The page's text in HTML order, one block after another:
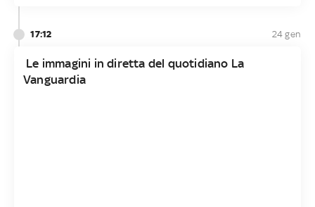
17:12 24 gen
Le immagini in diretta del quotidiano La
Vanguardia